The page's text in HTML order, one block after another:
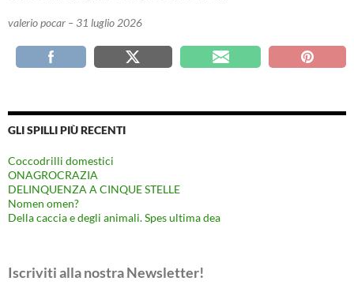
valerio pocar – 31 luglio 2026
GLI SPILLI PIÙ RECENTI
Coccodrilli domestici
ONAGROCRAZIA
DELINQUENZA A CINQUE STELLE
Nomen omen?
Della caccia e degli animali. Spes ultima dea
Iscriviti alla nostra Newsletter!